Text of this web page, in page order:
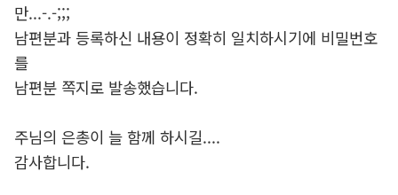
만...-.-;;;
남편분과 등록하신 내용이 정확히 일치하시기에 비밀번호
를
남편분 쪽지로 발송했습니다.
주님의 은총이 늘 함께 하시길....
감사합니다.